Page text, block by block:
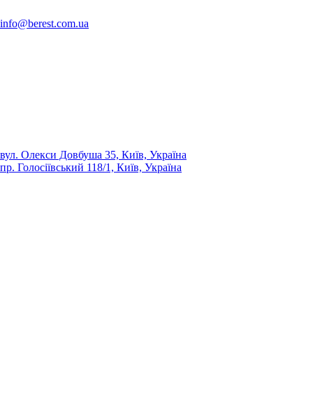
info@berest.com.ua
вул. Олекси Довбуша 35, Київ, Україна
пр. Голосіївський 118/1, Київ, Україна